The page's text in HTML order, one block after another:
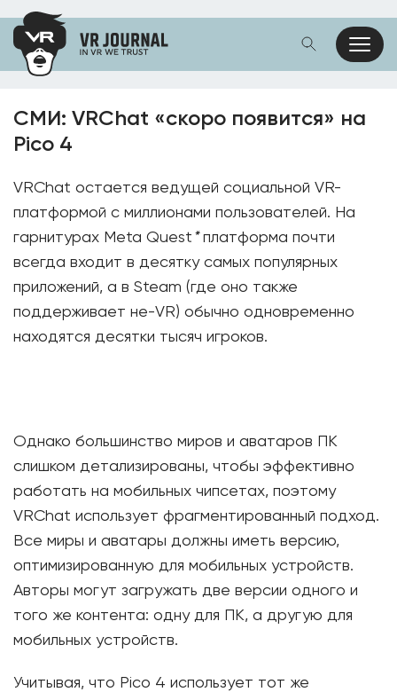
СМИ: VRChat «скоро появится» на
Pico 4
VRChat остается ведущей социальной VR-
платформой с миллионами пользователей. На
гарнитурах Meta Quest *платформа почти
всегда входит в десятку самых популярных
приложений, а в Steam (где оно также
поддерживает не-VR) обычно одновременно
находятся десятки тысяч игроков.
Однако большинство миров и аватаров ПК
слишком детализированы, чтобы эффективно
работать на мобильных чипсетах, поэтому
VRChat использует фрагментированный подход.
Все миры и аватары должны иметь версию,
оптимизированную для мобильных устройств.
Авторы могут загружать две версии одного и
того же контента: одну для ПК, а другую для
мобильных устройств.
Учитывая, что Pico 4 использует тот же